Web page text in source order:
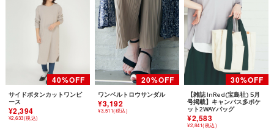
サイドボタンカットワンピ
ース
¥2,394
¥2,633(税込)
ワンベルトロウサンダル
¥3,192
¥3,511(税込)
【雑誌 InRed(宝島社) 5月
号掲載】キャンバス多ポケ
ット2WAYバッグ
¥2,583
¥2,841(税込)